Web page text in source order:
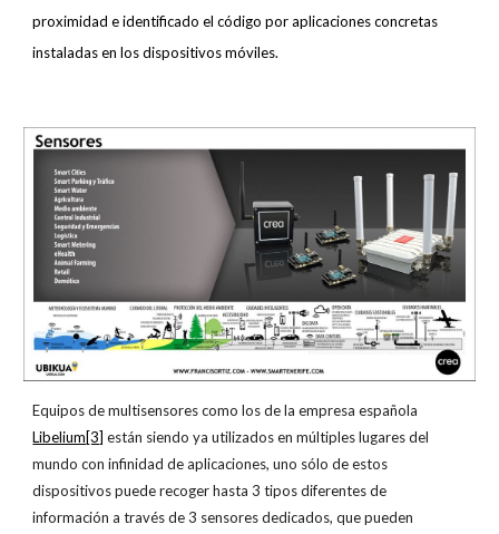
proximidad e identificado el código por aplicaciones concretas
instaladas en los dispositivos móviles.
Equipos de multisensores como los de la empresa española
Libelium[3] están siendo ya utilizados en múltiples lugares del
mundo con infinidad de aplicaciones, uno sólo de estos
dispositivos puede recoger hasta 3 tipos diferentes de
información a través de 3 sensores dedicados, que pueden